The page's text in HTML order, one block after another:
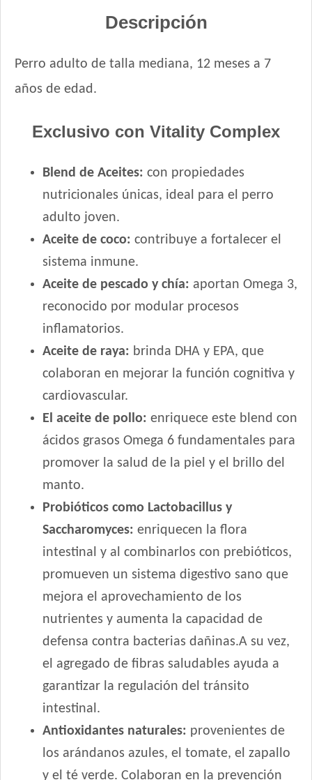
Fawna Perro Adulto Mordida Mediana y Grande
Ganacan Perro Adulto sabor Carne
Gandum Perro Adulto
Gran Campeón Maintenance Perro Adulto Mordida Grande
Cereales
Gran Pastor Perro Criadores
HOP! Perro Adulto Mediano y Grande
Handler Perro Adulto Mediano y Grande
Infinity Adulto Razas Medianas y Grandes
Iron Pet Perro Adultos de Razas Medianas y Grandes
Iron Pet Premium Perro Adulto Mediano y Grande
Jager Perro Adulto
Jaspe Perro Adulto
Jaspe Premium Perro Adulto
Keiko Perro Adulto de Raza Mediana y Grande Mix
Keiko Perro Adulto de Raza Mediana y Grande sabor Carne
Ken-L Perro Adulto de Raza Mediana y Grande
Kongo Gold Perro Adulto Medianos y Grandes
Kongo Perro Adulto Medianos y Grandes
Maintenance Criadores Perro Adulto Carne y Pollo
Master Crock Perro Adulto Raza Mediana y Grande
Max Pet Perro Adulto Mordida Grande
Maxxium Perro Adulto Cordero Patagónico y Arroz
Maxxium Perro Adulto Pollo de Campo y Arroz
Mi Amigo Perro Adulto
MisterPet High Performance
Montañés Perro Adulto Mordida Grande
Descripción
Perro adulto de talla mediana, 12 meses a 7
años de edad.
Exclusivo con Vitality Complex
Blend de Aceites: con propiedades
nutricionales únicas, ideal para el perro
adulto joven.
Aceite de coco: contribuye a fortalecer el
sistema inmune.
Aceite de pescado y chía: aportan Omega 3,
reconocido por modular procesos
inflamatorios.
Aceite de raya: brinda DHA y EPA, que
colaboran en mejorar la función cognitiva y
cardiovascular.
El aceite de pollo: enriquece este blend con
ácidos grasos Omega 6 fundamentales para
promover la salud de la piel y el brillo del
manto.
Probióticos como Lactobacillus y
Saccharomyces: enriquecen la flora
intestinal y al combinarlos con prebióticos,
promueven un sistema digestivo sano que
mejora el aprovechamiento de los
nutrientes y aumenta la capacidad de
defensa contra bacterias dañinas.A su vez,
el agregado de fibras saludables ayuda a
garantizar la regulación del tránsito
intestinal.
Antioxidantes naturales: provenientes de
los arándanos azules, el tomate, el zapallo
y el té verde. Colaboran en la prevención